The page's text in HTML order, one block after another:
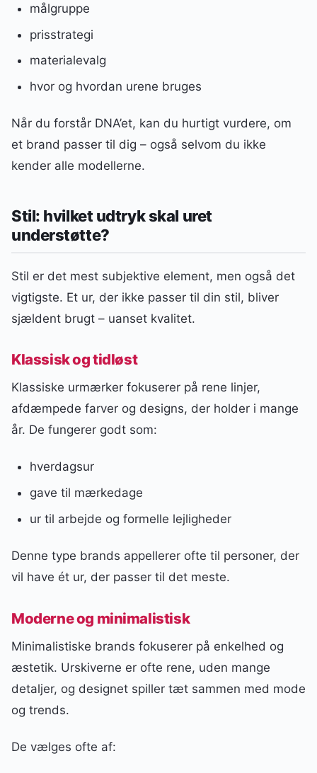
målgruppe
prisstrategi
materialevalg
hvor og hvordan urene bruges
Når du forstår DNA’et, kan du hurtigt vurdere, om
et brand passer til dig – også selvom du ikke
kender alle modellerne.
Stil: hvilket udtryk skal uret
understøtte?
Stil er det mest subjektive element, men også det
vigtigste. Et ur, der ikke passer til din stil, bliver
sjældent brugt – uanset kvalitet.
Klassisk og tidløst
Klassiske urmærker fokuserer på rene linjer,
afdæmpede farver og designs, der holder i mange
år. De fungerer godt som:
hverdagsur
gave til mærkedage
ur til arbejde og formelle lejligheder
Denne type brands appellerer ofte til personer, der
vil have ét ur, der passer til det meste.
Moderne og minimalistisk
Minimalistiske brands fokuserer på enkelhed og
æstetik. Urskiverne er ofte rene, uden mange
detaljer, og designet spiller tæt sammen med mode
og trends.
De vælges ofte af: